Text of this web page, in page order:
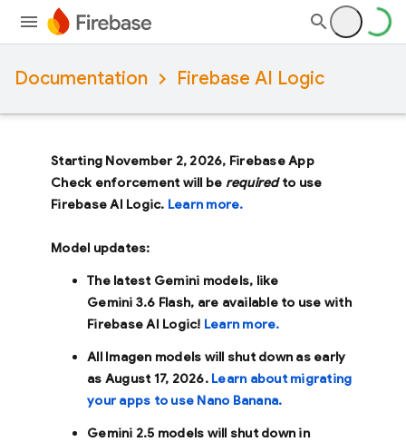
Documentation Firebase AI Logic
Starting November 2, 2026, Firebase App
Check enforcement will be requiredto use
Firebase AI Logic. Learn more.
Model updates:
The latest Gemini models, like
Gemini 3.6 Flash, are available to use with
Firebase AI Logic! Learn more.
All Imagen models will shut down as early
as August 17, 2026. Learn about migrating
your apps to use Nano Banana.
Gemini 2.5 models will shut down in